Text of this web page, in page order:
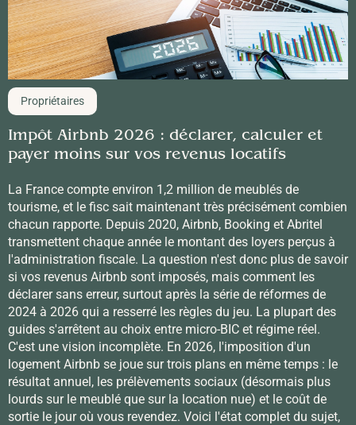
Propriétaires
Impôt Airbnb 2026 : déclarer, calculer et
payer moins sur vos revenus locatifs
La France compte environ 1,2 million de meublés de
tourisme, et le fisc sait maintenant très précisément combien
chacun rapporte. Depuis 2020, Airbnb, Booking et Abritel
transmettent chaque année le montant des loyers perçus à
l'administration fiscale. La question n'est donc plus de savoir
si vos revenus Airbnb sont imposés, mais comment les
déclarer sans erreur, surtout après la série de réformes de
2024 à 2026 qui a resserré les règles du jeu. La plupart des
guides s'arrêtent au choix entre micro-BIC et régime réel.
C'est une vision incomplète. En 2026, l'imposition d'un
logement Airbnb se joue sur trois plans en même temps : le
résultat annuel, les prélèvements sociaux (désormais plus
lourds sur le meublé que sur la location nue) et le coût de
sortie le jour où vous revendez. Voici l'état complet du sujet,